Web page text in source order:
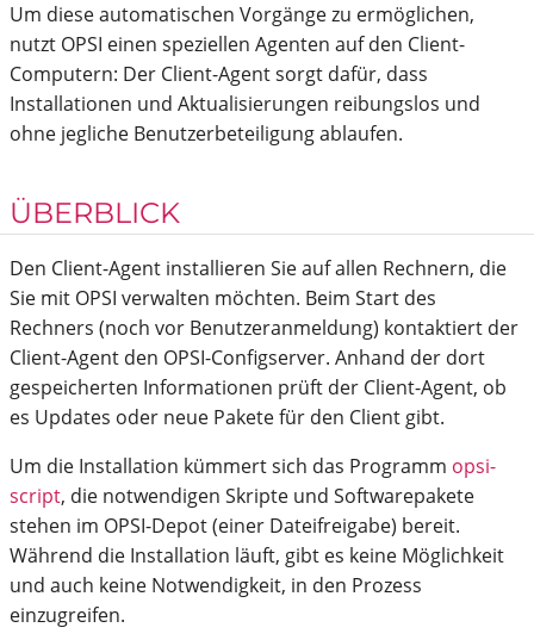
Um diese automatischen Vorgänge zu ermöglichen,
nutzt OPSI einen speziellen Agenten auf den Client-
Computern: Der Client-Agent sorgt dafür, dass
Installationen und Aktualisierungen reibungslos und
ohne jegliche Benutzerbeteiligung ablaufen.
ÜBERBLICK
Den Client-Agent installieren Sie auf allen Rechnern, die
Sie mit OPSI verwalten möchten. Beim Start des
Rechners (noch vor Benutzeranmeldung) kontaktiert der
Client-Agent den OPSI-Configserver. Anhand der dort
gespeicherten Informationen prüft der Client-Agent, ob
es Updates oder neue Pakete für den Client gibt.
Um die Installation kümmert sich das Programm opsi-
script, die notwendigen Skripte und Softwarepakete
stehen im OPSI-Depot (einer Dateifreigabe) bereit.
Während die Installation läuft, gibt es keine Möglichkeit
und auch keine Notwendigkeit, in den Prozess
einzugreifen.